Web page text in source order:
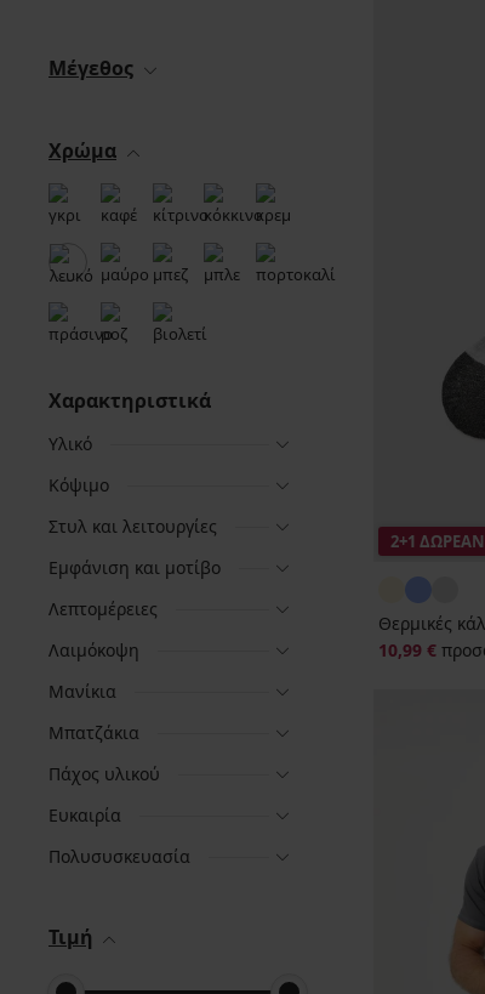
Μέγεθος
Χρώμα
Χαρακτηριστικά
Υλικό
Κόψιμο
Στυλ και λειτουργίες
Εμφάνιση και μοτίβο
Λεπτομέρειες
Λαιμόκοψη
Μανίκια
Μπατζάκια
Πάχος υλικού
Ευκαιρία
Πολυσυσκευασία
Τιμή
2+1 ΔΩΡΕΑΝ
Θερμικές
10,99 €